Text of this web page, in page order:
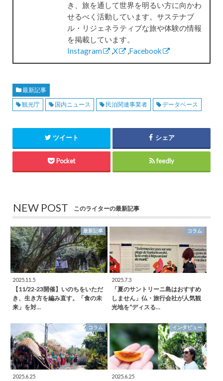
き、旅を通して世界を明るい方に向かわ
せるべく活動しています。サステナブ
ル・リジェネラティブな旅や体験の情報
を掲載しています。
Instagram
,X ,Facebook
最新記事
観光庁
国内ニュース 民泊関連事業者 データベース
ツイート シェア
Pocket feedly
NEW POST このライターの最新記事
最新記事
2025.11.5
【11/22-23開催】いのちをいただ
き、生き方を編み直す。「食の未
来」を対…
コラム
2025.7.3
「夏のサントリーニ島はおすすめ
しません」仏・旅行会社が人気観
光地を“ディスる…
コラム
2025.6.25
インタビュー
2025.6.25